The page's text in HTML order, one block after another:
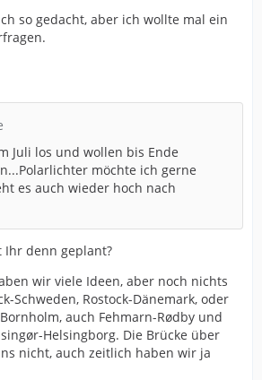
so gedacht, aber ich wollte mal ein
Juli los und wollen bis Ende
möchte ich gerne
es auch wieder hoch nach
Ihr denn geplant?
wir viele Ideen, aber noch nichts
Schweden, Rostock-Dänemark, oder
auch Fehmarn-Rødby und
Helsingborg. Die Brücke über
nicht, auch zeitlich haben wir ja